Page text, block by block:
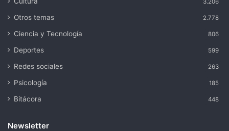
3.206
Otros temas 2.778
Ciencia y Tecnología 806
Deportes 599
Redes sociales 263
Psicología 185
Bitácora 448
Newsletter